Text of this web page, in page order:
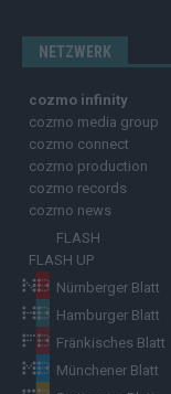
NETZWERK
cozmo infinity
cozmo media group
cozmo connect
cozmo production
cozmo records
cozmo news
FLASH
FLASH UP
Nürnberger Blatt
Hamburger Blatt
Fränkisches Blatt
Münchener Blatt